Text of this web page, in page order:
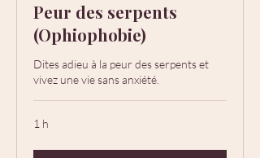
Peur des serpents
(Ophiophobie)
Dites adieu à la peur des serpents et
vivez une vie sans anxiété.
1 h